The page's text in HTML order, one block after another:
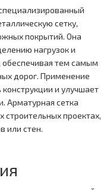
сетку,
покрытий. Она
нагрузок и
тем самым
дорог. Применение
и улучшает
Арматурная сетка
строительных проектах,
или стен.